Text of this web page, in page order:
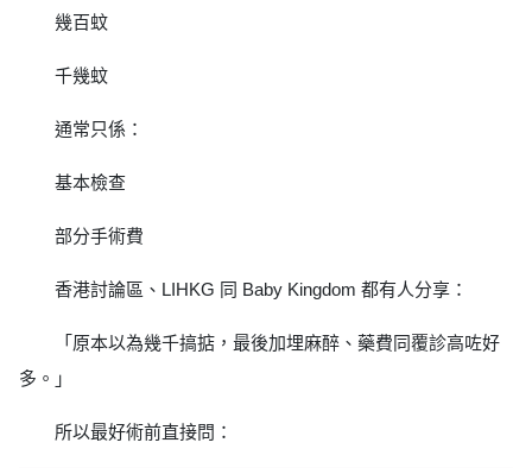
幾百蚊
千幾蚊
通常只係：
基本檢查
部分手術費
香港討論區、LIHKG 同 Baby Kingdom 都有人分享：
「原本以為幾千搞掂，最後加埋麻醉、藥費同覆診高咗好
多。」
所以最好術前直接問：